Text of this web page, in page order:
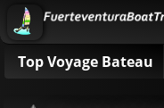
Top Voyage Bateau